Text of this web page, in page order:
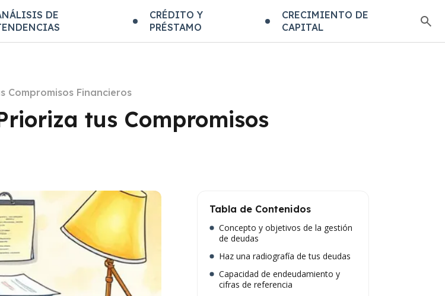
DE
CRÉDITO Y
PRÉSTAMO
CRECIMIENTO DE
CAPITAL
Compromisos Financieros
tus Compromisos
Tabla de Contenidos
Concepto y objetivos de la gestión
de deudas
Haz una radiografía de tus deudas
Capacidad de endeudamiento y
cifras de referencia